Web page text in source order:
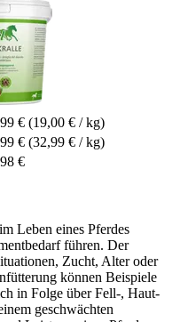
€ (19,00 € / kg)
€ (32,99 € / kg)
€
Leben eines Pferdes
führen. Der
Zucht, Alter oder
können Beispiele
in Folge über Fell-, Haut-
geschwächten